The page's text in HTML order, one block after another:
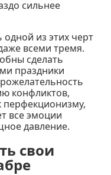
сильнее
из этих черт
всеми тремя.
сделать
праздники
конфликтов,
перфекционизму,
все эмоции
давление.
свои